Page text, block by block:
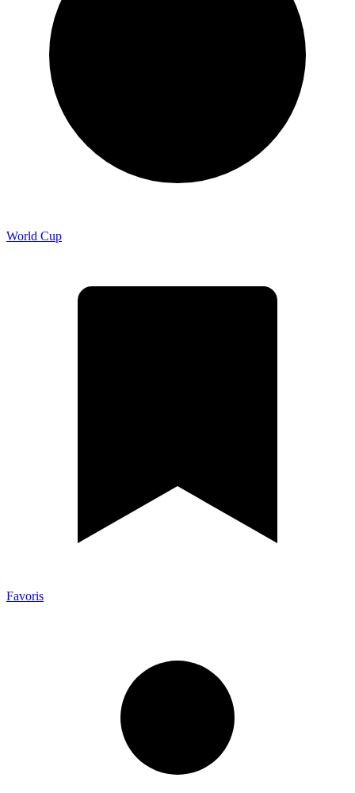
World Cup
Favoris